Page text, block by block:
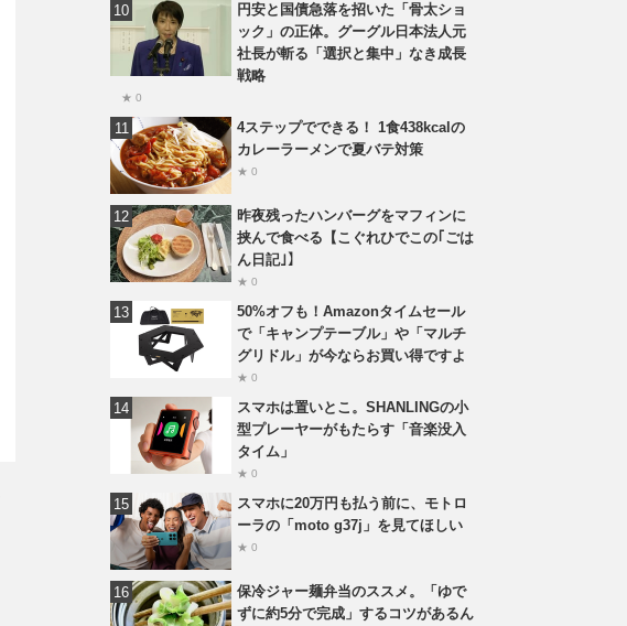
円安と国債急落を招いた「骨太ショ
ック」の正体。グーグル日本法人元
社長が斬る「選択と集中」なき成長
戦略
★ 0
4ステップでできる！ 1食438kcalの
カレーラーメンで夏バテ対策
★ 0
昨夜残ったハンバーグをマフィンに
挟んで食べる【こぐれひでこの｢ごは
ん日記｣】
★ 0
50%オフも！Amazonタイムセール
で「キャンプテーブル」や「マルチ
グリドル」が今ならお買い得ですよ
★ 0
スマホは置いとこ。SHANLINGの小
型プレーヤーがもたらす「音楽没入
タイム」
★ 0
スマホに20万円も払う前に、モトロ
ーラの「moto g37j」を見てほしい
★ 0
保冷ジャー麺弁当のススメ。「ゆで
ずに約5分で完成」するコツがあるん